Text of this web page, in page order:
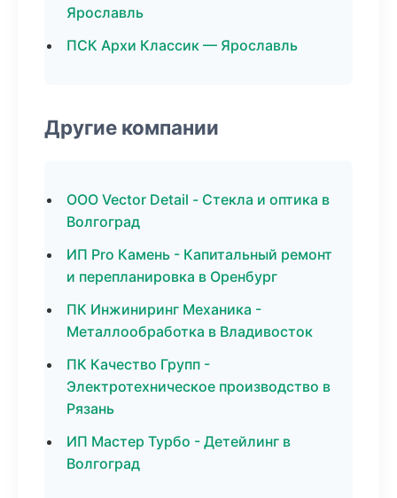
Ярославль
ПСК Архи Классик — Ярославль
Другие компании
ООО Vector Detail - Стекла и оптика в
Волгоград
ИП Pro Камень - Капитальный ремонт
и перепланировка в Оренбург
ПК Инжиниринг Механика -
Металлообработка в Владивосток
ПК Качество Групп -
Электротехническое производство в
Рязань
ИП Мастер Турбо - Детейлинг в
Волгоград